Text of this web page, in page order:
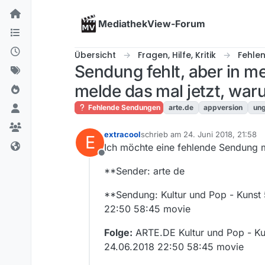
Skip to content
MediathekView-Forum
Übersicht Fragen, Hilfe, Kritik
Sendung fehlt, aber in
melde das mal jetzt,
Fehlende Sendungen arte.de appversion
E
Offline
extracoolschrieb am 24. Juni 2018, 21:58
zuletzt editiert von
Ich möchte eine fehlende Sendung
**Sender: arte de
**Sendung: Kultur und Pop -
22:50 58:45 movie
Folge: ARTE.DE Kultur und Pop -
24.06.2018 22:50 58:45 movie